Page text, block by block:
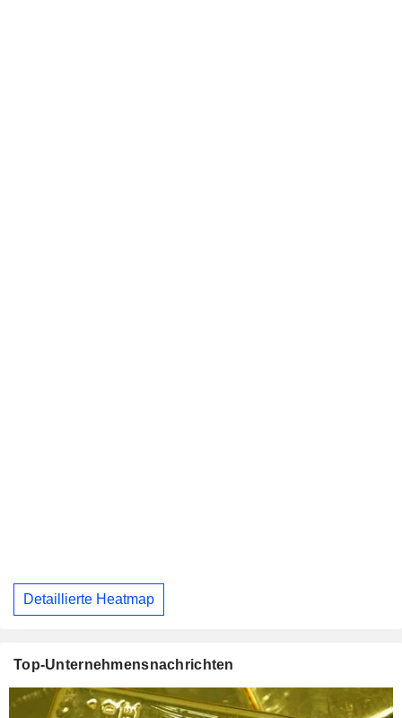
Detaillierte Heatmap
Top-Unternehmensnachrichten